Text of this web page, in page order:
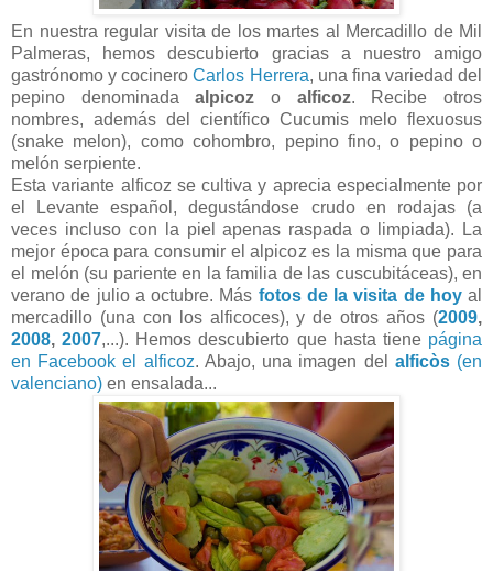
En nuestra regular visita de los martes al Mercadillo de Mil
Palmeras, hemos descubierto gracias a nuestro amigo
gastrónomo y cocineroCarlos Herrera, una fina variedad del
pepino denominadaalpicozo alficoz. Recibe otros
nombres, además del científico Cucumis melo flexuosus
(snake melon), como cohombro, pepino fino, o pepino o
melón serpiente.
Esta variante alficoz se cultiva y aprecia especialmente por
el Levante español, degustándose crudo en rodajas (a
veces incluso con la piel apenas raspada o limpiada). La
mejor época para consumir el alpicoz es la misma que para
el melón (su pariente en la familia de las cuscubitáceas), en
verano de julio a octubre. Más fotos de la visita de hoyal
mercadillo (una con los alficoces), y de otros años (2009,
2008,2007,...). Hemos descubierto que hasta tiene página
en Facebook el alficoz. Abajo, una imagen del alficòs(en
valenciano) en ensalada...